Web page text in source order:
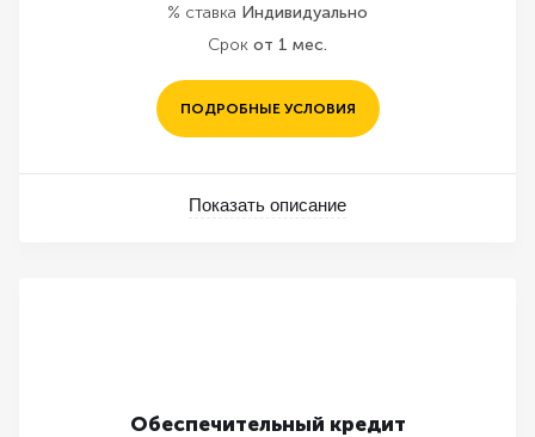
% ставка Индивидуально
Срок от 1 мес.
ПОДРОБНЫЕ УСЛОВИЯ
Показать описание
Обеспечительный кредит